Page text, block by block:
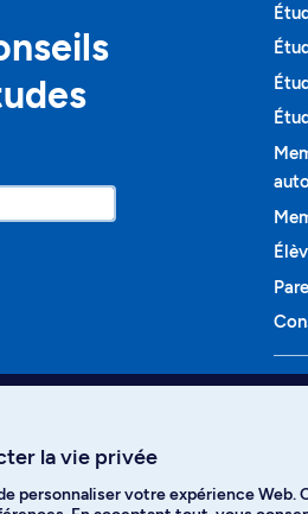
YouTube
la vie privée
personnaliser votre expérience